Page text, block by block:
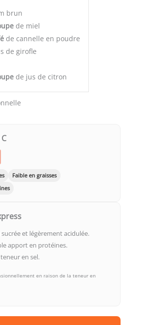
brun
de miel
de cannelle en poudre
de girofle
de jus de citron
Faible en graisses
sucrée et légèrement acidulée.
apport en protéines.
en sel.
en raison de la teneur en